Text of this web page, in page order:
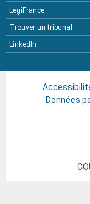
LegiFrance
Trouver un tribunal
LinkedIn
Données